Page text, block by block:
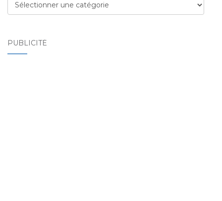
Destinations
PUBLICITÉ